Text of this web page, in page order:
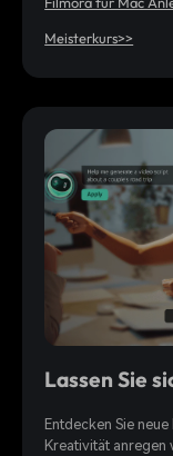
Meisterkurs>>
Lassen Sie
Entdecken Sie
Kreativität anregen